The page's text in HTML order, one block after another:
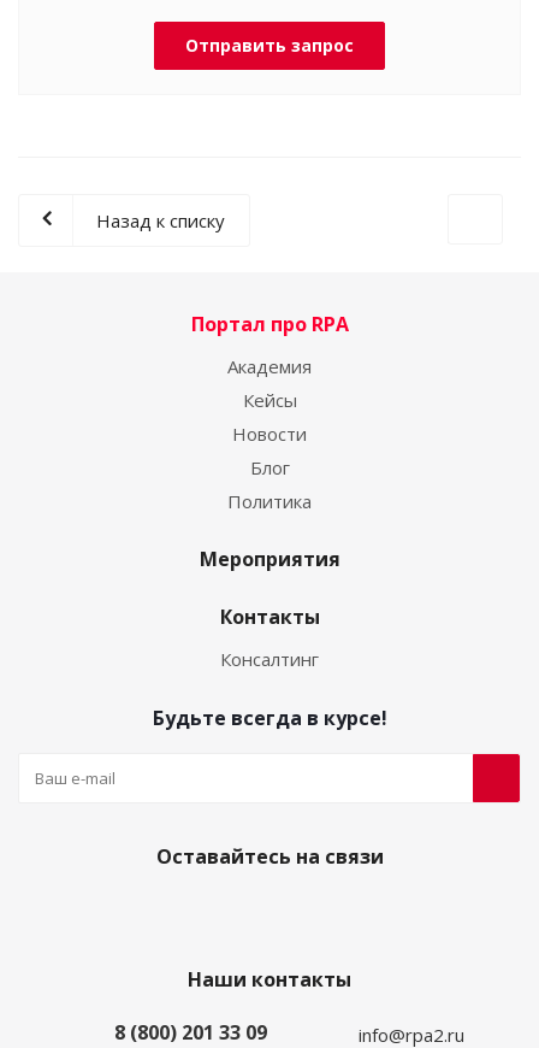
Отправить запрос
Назад к списку
Портал про RPA
Академия
Кейсы
Новости
Блог
Политика
Мероприятия
Контакты
Консалтинг
Будьте всегда в курсе!
Оставайтесь на связи
Наши контакты
8 (800) 201 33 09
info@rpa2.ru